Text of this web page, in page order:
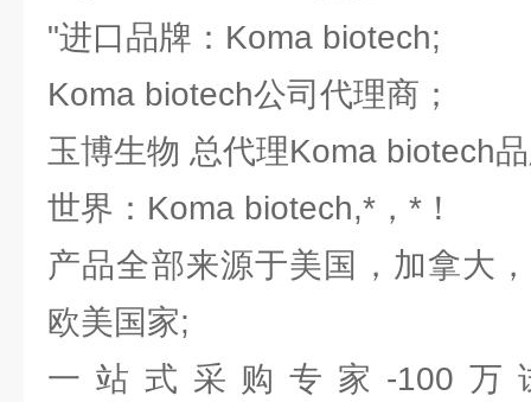
"进口品牌：Koma biotech;
Koma biotech公司代理商；
玉博生物 总代理Koma biotech
世界：Koma biotech,*，*！
产品全部来源于美国，加拿大
欧美国家;
一站式采购专家-100万